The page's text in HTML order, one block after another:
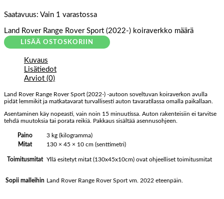
Saatavuus: Vain 1 varastossa
Land Rover Range Rover Sport (2022-) koiraverkko määrä
LISÄÄ OSTOSKORIIN
Kuvaus
Lisätiedot
Arviot (0)
Land Rover Range Rover Sport (2022-) -autoon soveltuvan koiraverkon avulla
pidät lemmikit ja matkatavarat turvallisesti auton tavaratilassa omalla paikallaan.
Asentaminen käy nopeasti, vain noin 15 minuutissa. Auton rakenteisiin ei tarvitse
tehdä muutoksia tai porata reikiä. Pakkaus sisältää asennusohjeen.
Paino
3 kg (kilogramma)
Mitat
130 × 45 × 10 cm (senttimetri)
Toimitusmitat Yllä esitetyt mitat (130x45x10cm) ovat ohjeelliset toimitusmitat
Sopii malleihin Land Rover Range Rover Sport vm. 2022 eteenpäin.